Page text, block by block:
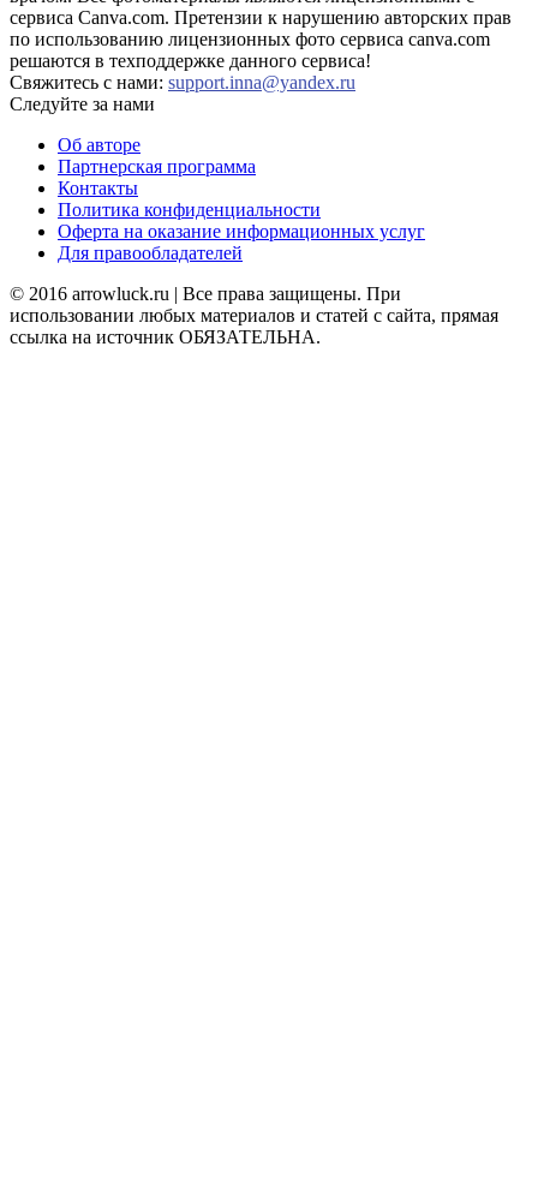
сервиса Canva.com. Претензии к нарушению авторских прав
по использованию лицензионных фото сервиса canva.com
решаются в техподдержке данного сервиса!
Свяжитесь с нами: support.inna@yandex.ru
Следуйте за нами
Об авторе
Партнерская программа
Контакты
Политика конфиденциальности
Оферта на оказание информационных услуг
Для правообладателей
© 2016 arrowluck.ru | Все права защищены. При
использовании любых материалов и статей с сайта, прямая
ссылка на источник ОБЯЗАТЕЛЬНА.